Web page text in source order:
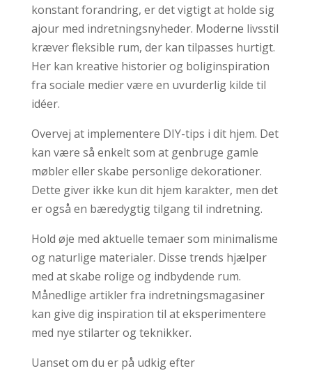
konstant forandring, er det vigtigt at holde sig
ajour med indretningsnyheder. Moderne livsstil
kræver fleksible rum, der kan tilpasses hurtigt.
Her kan kreative historier og boliginspiration
fra sociale medier være en uvurderlig kilde til
idéer.
Overvej at implementere DIY-tips i dit hjem. Det
kan være så enkelt som at genbruge gamle
møbler eller skabe personlige dekorationer.
Dette giver ikke kun dit hjem karakter, men det
er også en bæredygtig tilgang til indretning.
Hold øje med aktuelle temaer som minimalisme
og naturlige materialer. Disse trends hjælper
med at skabe rolige og indbydende rum.
Månedlige artikler fra indretningsmagasiner
kan give dig inspiration til at eksperimentere
med nye stilarter og teknikker.
Uanset om du er på udkig efter